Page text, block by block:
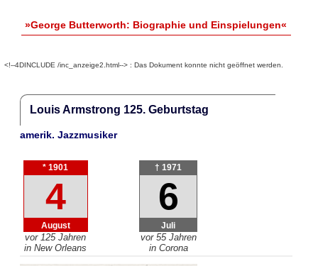
»George Butterworth: Biographie und Einspielungen«
<!--4DINCLUDE /inc_anzeige2.html--> : Das Dokument konnte nicht geöffnet werden.
Louis Armstrong 125. Geburtstag
amerik. Jazzmusiker
* 1901
4
August
vor 125 Jahren
in New Orleans
† 1971
6
Juli
vor 55 Jahren
in Corona